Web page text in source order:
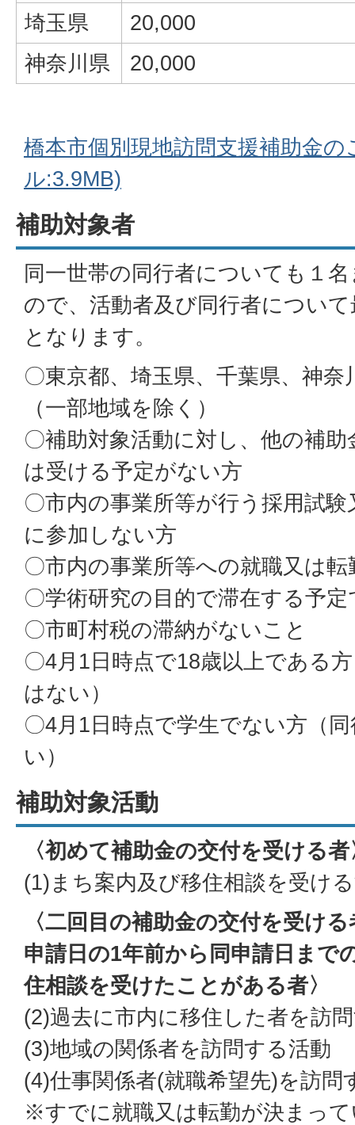
埼玉県
20,000
神奈川県
20,000
橋本市個別現地訪問支援補助金
ル:3.9MB)
補助対象者
同一世帯の同行者についても１
ので、活動者及び同行者につい
となります。
〇東京都、埼玉県、千葉県、神
（一部地域を除く）
〇補助対象活動に対し、他の補
は受ける予定がない方
〇市内の事業所等が行う採用試
に参加しない方
〇市内の事業所等への就職又は
〇学術研究の目的で滞在する予
〇市町村税の滞納がないこと
〇4月1日時点で18歳以上である
はない）
〇4月1日時点で学生でない方（
い）
補助対象活動
〈初めて補助金の交付を受ける者
(1)まち案内及び移住相談を受け
〈二回目の補助金の交付を受け
申請日の1年前から同申請日まで
住相談を受けたことがある者〉
(2)過去に市内に移住した者を訪
(3)地域の関係者を訪問する活動
(4)仕事関係者(就職希望先)を訪問
※すでに就職又は転勤が決まっ